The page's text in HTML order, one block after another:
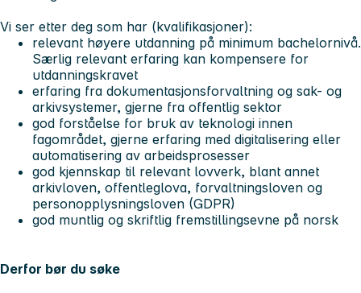
Vi ser etter deg som har (kvalifikasjoner):
relevant høyere utdanning på minimum bachelornivå.
Særlig relevant erfaring kan kompensere for
utdanningskravet
erfaring fra dokumentasjonsforvaltning og sak- og
arkivsystemer, gjerne fra offentlig sektor
god forståelse for bruk av teknologi innen
fagområdet, gjerne erfaring med digitalisering eller
automatisering av arbeidsprosesser
god kjennskap til relevant lovverk, blant annet
arkivloven, offentleglova, forvaltningsloven og
personopplysningsloven (GDPR)
god muntlig og skriftlig fremstillingsevne på norsk
Derfor bør du søke